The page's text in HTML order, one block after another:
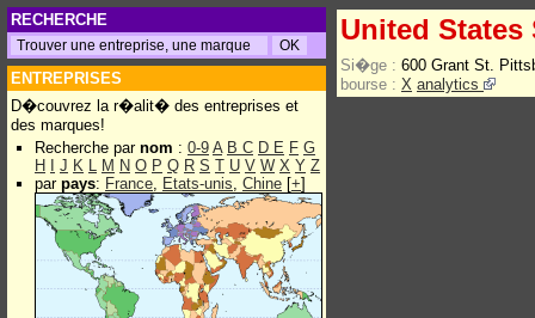
RECHERCHE
ENTREPRISES
D�couvrez la r�alit� des entreprises et
des marques!
Recherche par nom : 0-9 A B C D E F G
H
J K L M N O P Q R S T U V W X Y Z
par pays: France, Etats-unis, Chine [+]
United
Si�ge : 600 Grant St.
bourse : X analytics